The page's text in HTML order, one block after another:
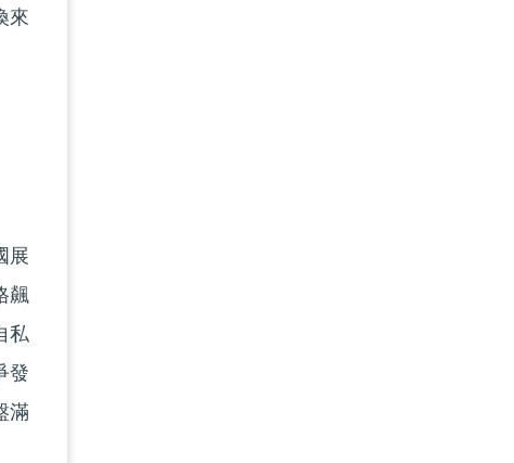
來
展
飆
私
發
滿